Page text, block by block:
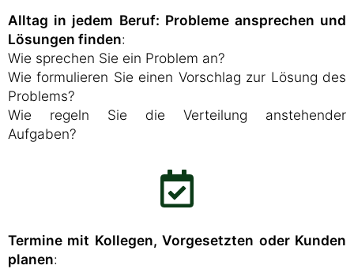
Alltag in jedem Beruf: Probleme ansprechen und
Lösungen finden:
Wie sprechen Sie ein Problem an?
Wie formulieren Sie einen Vorschlag zur Lösung des
Problems?
Wie regeln Sie die Verteilung anstehender
Aufgaben?
Termine mit Kollegen, Vorgesetzten oder Kunden
planen: